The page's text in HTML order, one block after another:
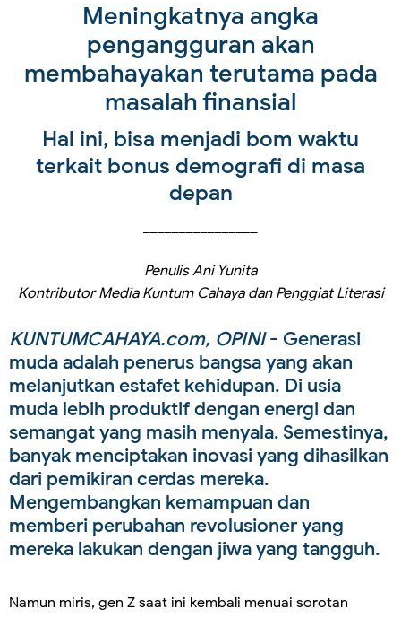
Meningkatnya angka
pengangguran akan
membahayakan terutama pada
masalah finansial
Hal ini, bisa menjadi bom waktu
terkait bonus demografi di masa
depan
Penulis Ani Yunita
Kontributor Media Kuntum Cahaya dan Penggiat Literasi
KUNTUMCAHAYA.com, OPINI- Generasi
muda adalah penerus bangsa yang akan
melanjutkan estafet kehidupan. Di usia
muda lebih produktif dengan energi dan
semangat yang masih menyala. Semestinya,
banyak menciptakan inovasi yang dihasilkan
dari pemikiran cerdas mereka.
Mengembangkan kemampuan dan
memberi perubahan revolusioner yang
mereka lakukan dengan jiwa yang tangguh.
Namun miris, gen Z saat ini kembali menuai sorotan